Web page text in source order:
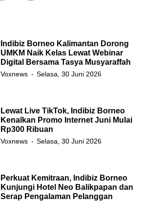
Indibiz Borneo Kalimantan Dorong
UMKM Naik Kelas Lewat Webinar
Digital Bersama Tasya Musyaraffah
Voxnews Selasa, 30 Juni 2026
Lewat Live TikTok, Indibiz Borneo
Kenalkan Promo Internet Juni Mulai
Rp300 Ribuan
Voxnews Selasa, 30 Juni 2026
Perkuat Kemitraan, Indibiz Borneo
Kunjungi Hotel Neo Balikpapan dan
Serap Pengalaman Pelanggan